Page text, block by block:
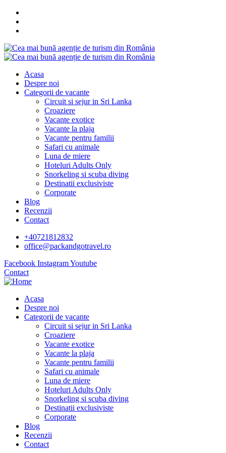
Acasa
Despre noi
Categorii de vacante
Circuit si sejur in Sri Lanka
Croaziere
Vacante exotice
Vacante la plaja
Vacante pentru familii
Safari cu animale
Luna de miere
Hoteluri Adults Only
Snorkeling si scuba diving
Destinatii exclusiviste
Corporate
Blog
Recenzii
Contact
+40721812832
office@packandgotravel.ro
Facebook InstagramYoutube
Contact
Acasa
Despre noi
Categorii de vacante
Circuit si sejur in Sri Lanka
Croaziere
Vacante exotice
Vacante la plaja
Vacante pentru familii
Safari cu animale
Luna de miere
Hoteluri Adults Only
Snorkeling si scuba diving
Destinatii exclusiviste
Corporate
Blog
Recenzii
Contact